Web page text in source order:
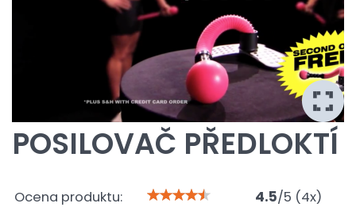
POSILOVAČ PŘEDLOKTÍ
Ocena produktu: 4.5/5 (4x)